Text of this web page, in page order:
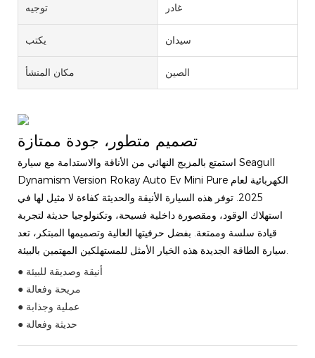
توجيه غادر
يكتب سيدان
مكان المنشأ الصين
استمتع بالمزيج النهائي من الأناقة والاستدامة مع سيارة Seagull
Dynamism Version Rokay Auto Ev Mini Pure الكهربائية لعام
2025. توفر هذه السيارة الأنيقة والحديثة كفاءة لا مثيل لها في
استهلاك الوقود، ومقصورة داخلية فسيحة، وتكنولوجيا حديثة لتجربة
قيادة سلسة وممتعة. بفضل حرفيتها العالية وتصميمها المبتكر، تعد
سيارة الطاقة الجديدة هذه الخيار الأمثل للمستهلكين المهتمين بالبيئة.
● أنيقة وصديقة للبيئة
● مريحة وفعالة
● عملية وجذابة
● حديثة وفعالة